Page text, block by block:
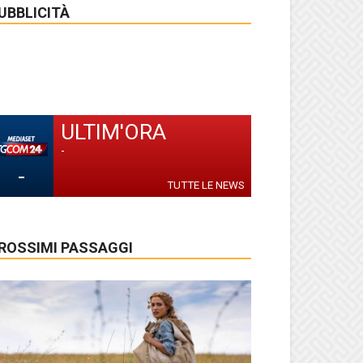
-
ULTIM'ORA
-
TUTTE LE NEWS
PASSAGGI